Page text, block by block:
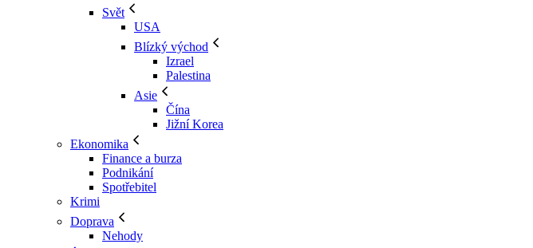
Svět
USA
Blízký východ
Izrael
Palestina
Asie
Čína
Jižní Korea
Ekonomika
Finance a burza
Podnikání
Spotřebitel
Krimi
Doprava
Nehody